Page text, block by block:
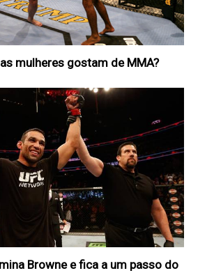
mulheres gostam de MMA?
Browne e fica a um passo do